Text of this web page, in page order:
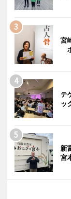
宮
テ
ッ
新
宮